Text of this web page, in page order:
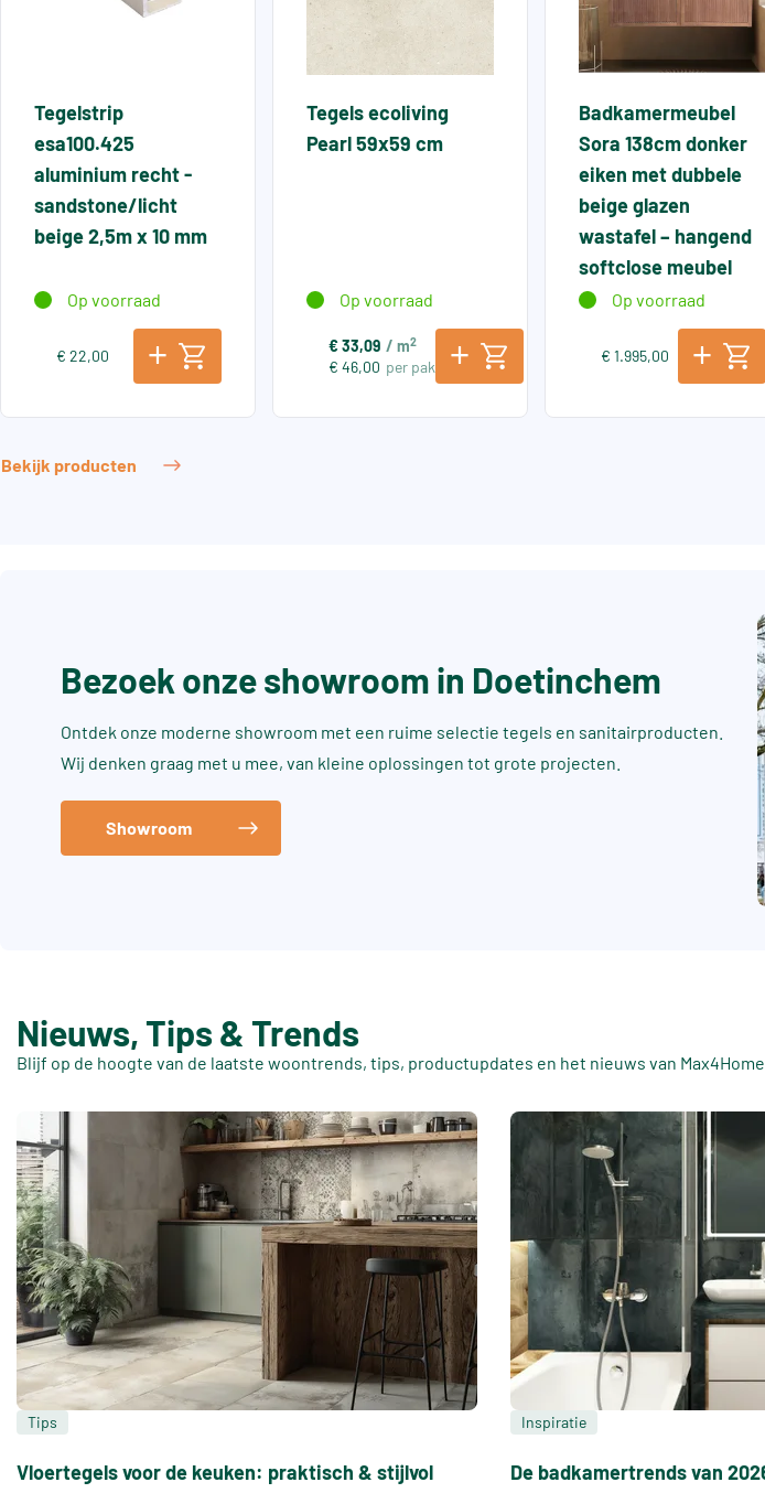
Tegelstrip
esa100.425
aluminium recht -
sandstone/licht
beige 2,5m x 10 mm
Op voorraad
€ 22,00
Tegels ecoliving
Pearl 59x59 cm
Op voorraad
€ 33,09 / m2
€ 46,00 per pak
Badkamermeubel
Sora 138cm donker
eiken met dubbele
beige glazen
wastafel – hangend
softclose meubel
Op voorraad
€ 1.995,00
Bekijk producten
Bezoek onze showroom in Doetinchem
Ontdek onze moderne showroom met een ruime selectie tegels en sanitairproducten.
Wij denken graag met u mee, van kleine oplossingen tot grote projecten.
Showroom
Nieuws, Tips & Trends
Blijf op de hoogte van de laatste woontrends, tips, productupdates en het nieuws van
Tips
Vloertegels voor de keuken: praktisch & stijlvol
Inspiratie
De badkamertrends van